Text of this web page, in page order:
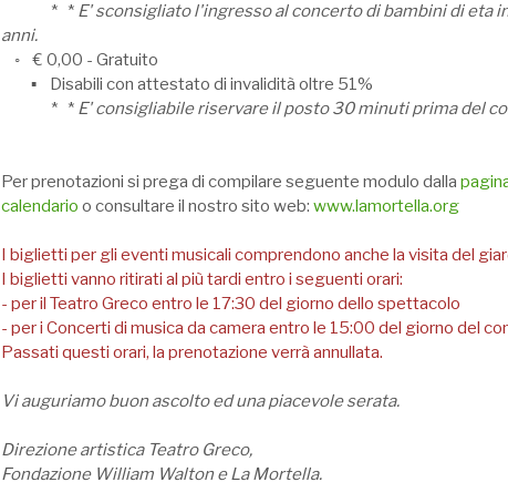
* * E' sconsigliato l'ingresso al concerto di bambini di eta
anni.
◦ € 0,00 - Gratuito
▪ Disabili con attestato di invalidità oltre 51%
* * E' consigliabile riservare il posto 30 minuti prima del
Per prenotazioni si prega di compilare seguente modulo dalla
calendario o consultare il nostro sito web:www.lamortella.org
I biglietti per gli eventi musicali comprendono anche la visita del
I biglietti vanno ritirati al più tardi entro i seguenti orari:
- per il Teatro Greco entro le 17:30 del giorno dello spettacolo
- per i Concerti di musica da camera entro le 15:00 del giorno del
Passati questi orari, la prenotazione verrà annullata.
Vi auguriamo buon ascolto ed una piacevole serata.
Direzione artistica Teatro Greco,
Fondazione William Walton e La Mortella.